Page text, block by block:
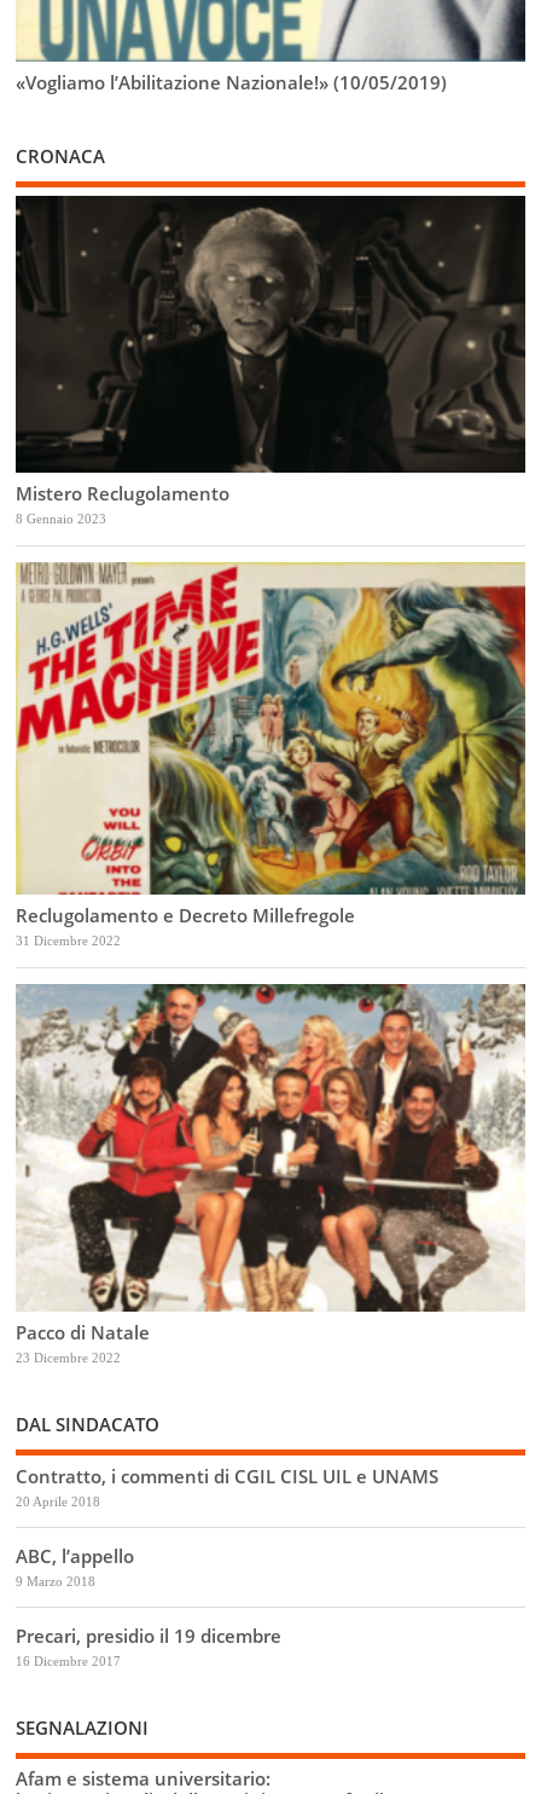
«Vogliamo l’Abilitazione Nazionale!» (10/05/2019)
CRONACA
Mistero Reclugolamento
8 Gennaio 2023
Reclugolamento e Decreto Millefregole
31 Dicembre 2022
Pacco di Natale
23 Dicembre 2022
DAL SINDACATO
Contratto, i commenti di CGIL CISL UIL e UNAMS
20 Aprile 2018
ABC, l’appello
9 Marzo 2018
Precari, presidio il 19 dicembre
16 Dicembre 2017
SEGNALAZIONI
Afam e sistema universitario: